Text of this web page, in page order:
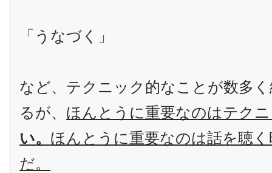
「うなづく」
など、テクニック的なことが数多
るが、 ほんとうに重要なのはテク
い。 ほんとうに重要なのは話を聴
だ。